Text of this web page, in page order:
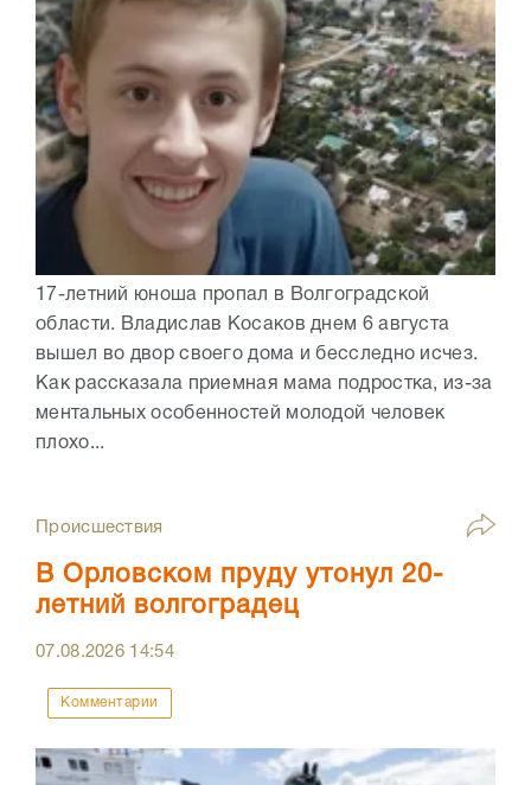
17-летний юноша пропал в Волгоградской
области. Владислав Косаков днем 6 августа
вышел во двор своего дома и бесследно исчез.
Как рассказала приемная мама подростка, из-за
ментальных особенностей молодой человек
плохо...
Происшествия
В Орловском пруду утонул 20-
летний волгоградец
07.08.2026 14:54
Комментарии